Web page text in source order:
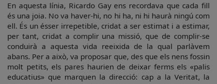
En aquesta línia, Ricardo Gay ens recordava que cada fill
és una joia. No va haver-hi, no hi ha, ni hi haurà ningú com
ell. És un ésser irrepetible, cridat a ser estimat i a estimar,
per tant, cridat a complir una missió, que de complir-se
conduirà a aquesta vida reeixida de la qual parlàvem
abans. Per a això, va proposar que, des que els nens fossin
molt petits, els pares haurien de deixar ferms els «palis
educatius» que marquen la direcció: cap a la Veritat, la